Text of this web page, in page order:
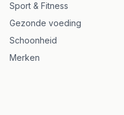
Sport & Fitness
Gezonde voeding
Schoonheid
Merken